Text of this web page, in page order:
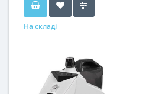
На складі